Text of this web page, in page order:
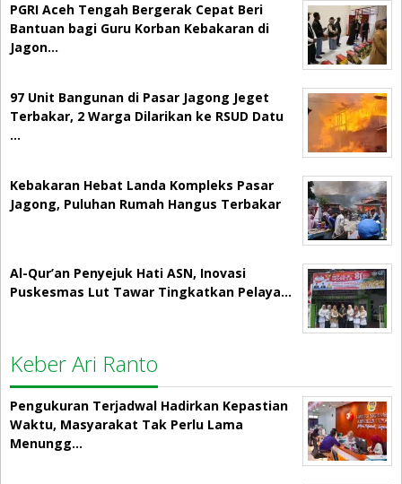
PGRI Aceh Tengah Bergerak Cepat Beri
Bantuan bagi Guru Korban Kebakaran di
Jagon…
97 Unit Bangunan di Pasar Jagong Jeget
Terbakar, 2 Warga Dilarikan ke RSUD Datu
…
Kebakaran Hebat Landa Kompleks Pasar
Jagong, Puluhan Rumah Hangus Terbakar
Al-Qur’an Penyejuk Hati ASN, Inovasi
Puskesmas Lut Tawar Tingkatkan Pelaya…
Keber Ari Ranto
Pengukuran Terjadwal Hadirkan Kepastian
Waktu, Masyarakat Tak Perlu Lama
Menungg…